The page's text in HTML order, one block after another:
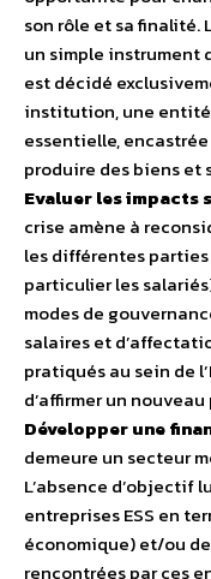
son rôle et sa finalité.
un simple instrument
est décidé
institution, une
essentielle,
produire des biens et
Evaluer les impacts
crise amène à
les différentes
particulier les
modes de
salaires et
pratiqués au sein de
d’affirmer un
Développer une
demeure un secteur
L’absence d’objectif
entreprises ESS en
économique) et/ou
rencontrées par ces